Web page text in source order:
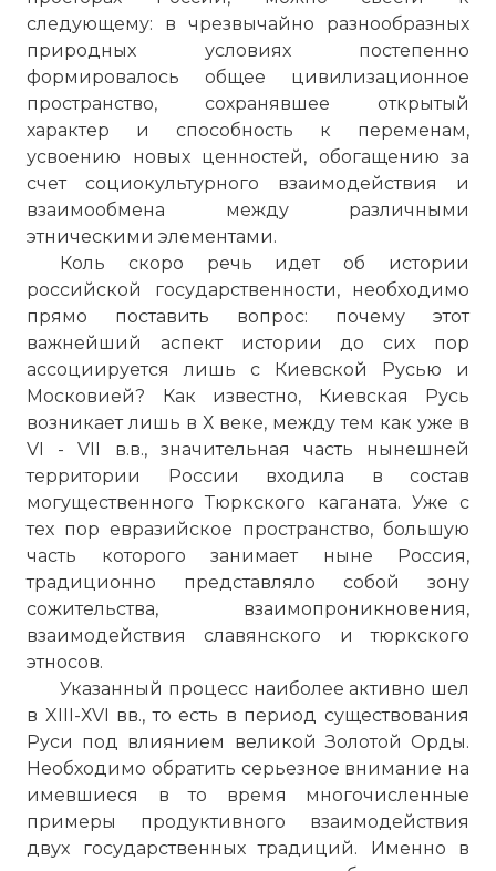
следующему: в чрезвычайно разнообразных
природных условиях постепенно
формировалось общее цивилизационное
пространство, сохранявшее открытый
характер и способность к переменам,
усвоению новых ценностей, обогащению за
счет социокультурного взаимодействия и
взаимообмена между различными
этническими элементами.
Коль скоро речь идет об истории
российской государственности, необходимо
прямо поставить вопрос: почему этот
важнейший аспект истории до сих пор
ассоциируется лишь с Киевской Русью и
Московией? Как известно, Киевская Русь
возникает лишь в Х веке, между тем как уже в
VI - VII в.в., значительная часть нынешней
территории России входила в состав
могущественного Тюркского каганата. Уже с
тех пор евразийское пространство, большую
часть которого занимает ныне Россия,
традиционно представляло собой зону
сожительства, взаимопроникновения,
взаимодействия славянского и тюркского
этносов.
Указанный процесс наиболее активно шел
в XIII-ХVI вв., то есть в период существования
Руси под влиянием великой Золотой Орды.
Необходимо обратить серьезное внимание на
имевшиеся в то время многочисленные
примеры продуктивного взаимодействия
двух государственных традиций. Именно в